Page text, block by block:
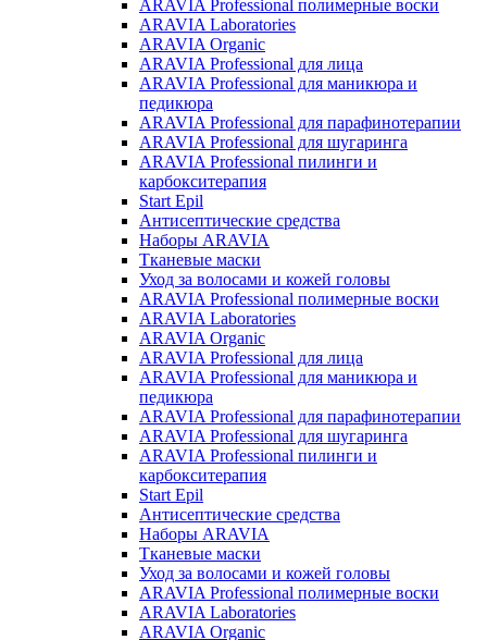
ARAVIA Professional полимерные воски
ARAVIA Laboratories
ARAVIA Organic
ARAVIA Professional для лица
ARAVIA Professional для маникюра и
педикюра
ARAVIA Professional для парафинотерапии
ARAVIA Professional для шугаринга
ARAVIA Professional пилинги и
карбокситерапия
Start Epil
Антисептические средства
Наборы ARAVIA
Тканевые маски
Уход за волосами и кожей головы
ARAVIA Professional полимерные воски
ARAVIA Laboratories
ARAVIA Organic
ARAVIA Professional для лица
ARAVIA Professional для маникюра и
педикюра
ARAVIA Professional для парафинотерапии
ARAVIA Professional для шугаринга
ARAVIA Professional пилинги и
карбокситерапия
Start Epil
Антисептические средства
Наборы ARAVIA
Тканевые маски
Уход за волосами и кожей головы
ARAVIA Professional полимерные воски
ARAVIA Laboratories
ARAVIA Organic